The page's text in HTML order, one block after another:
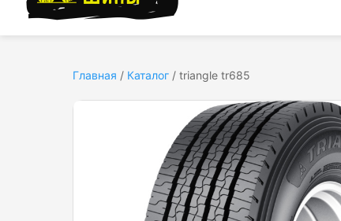
Главная / Каталог / triangle tr685